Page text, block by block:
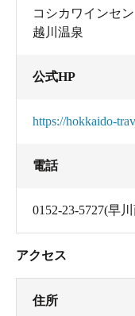
コシカワインセン
越川温泉
公式HP
https://hokkaido-
電話
0152-23-5727(早
アクセス
住所